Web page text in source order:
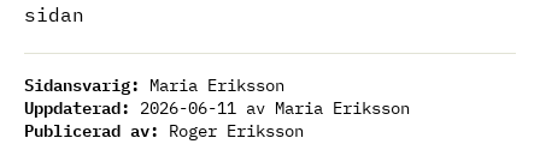
sidan
Sidansvarig: Maria Eriksson
Uppdaterad: 2026-06-11 av Maria Eriksson
Publicerad av: Roger Eriksson